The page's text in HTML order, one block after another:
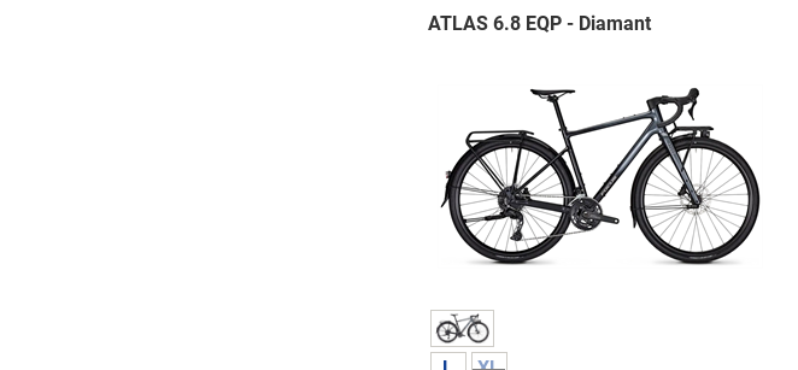
ATLAS 6.8 EQP - Diamant